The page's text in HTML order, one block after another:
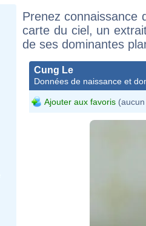
Prenez connaissance
carte du ciel, un
de ses dominantes
Cung Le
Données de naissance et
Ajouter aux favoris